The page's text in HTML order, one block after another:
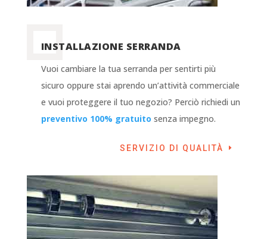
INSTALLAZIONE SERRANDA
Vuoi cambiare la tua serranda per sentirti più
sicuro oppure stai aprendo un’attività commerciale
e vuoi proteggere il tuo negozio? Perciò richiedi un
preventivo 100% gratuito senza impegno.
SERVIZIO DI QUALITÀ